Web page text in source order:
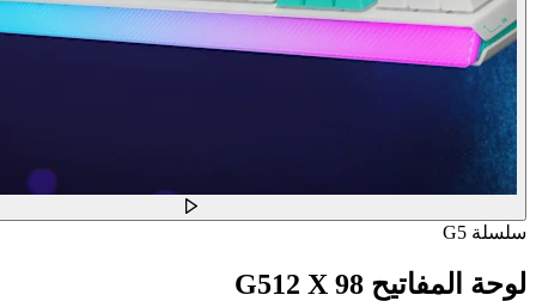
سلسلة G5
لوحة المفاتيح G512 X 98